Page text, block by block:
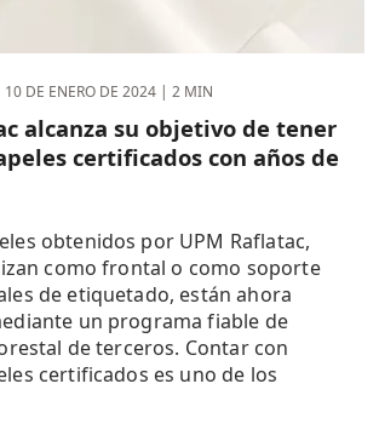
10 DE ENERO DE 2024 | 2 MIN
alcanza su objetivo de tener
certificados con años de
obtenidos por UPM Raflatac,
como frontal o como soporte
de etiquetado, están ahora
un programa fiable de
de terceros. Contar con
certificados es uno de los